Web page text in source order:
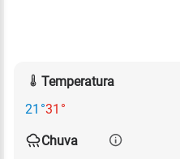
Temperatura
21°31°
Chuva